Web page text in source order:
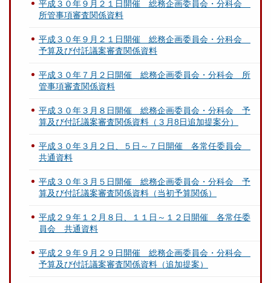
平成３０年９月２１日開催 総務企画委員会・分科会
所管事項審査関係資料
平成３０年９月２１日開催 総務企画委員会・分科会
予算及び付託議案審査関係資料
平成３０年７月２日開催 総務企画委員会・分科会 所
管事項審査関係資料
平成３０年３月８日開催 総務企画委員会・分科会 予
算及び付託議案審査関係資料（３月8日追加提案分）
平成３０年３月２日、５日～７日開催 各常任委員会
共通資料
平成３０年３月５日開催 総務企画委員会・分科会 予
算及び付託議案審査関係資料（当初予算関係）
平成２９年１２月８日、１１日～１２日開催 各常任委
員会 共通資料
平成２９年９月２９日開催 総務企画委員会・分科会
予算及び付託議案審査関係資料（追加提案）